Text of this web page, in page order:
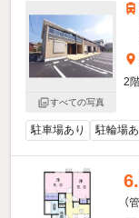
すべての写真
2
駐車場あり 駐輪場あ
（